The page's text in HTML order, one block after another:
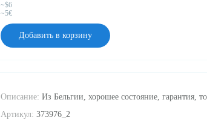
~$6
~5€
Добавить в корзину
Описание: Из Бельгии, хорошее состояние, гарантия,
Артикул: 373976_2